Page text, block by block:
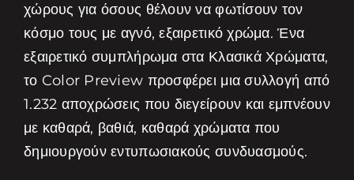
χώρους για όσους θέλουν να φωτίσουν τον
κόσμο τους με αγνό, εξαιρετικό χρώμα. Ένα
εξαιρετικό συμπλήρωμα στα Κλασικά Χρώματα,
το Color Preview προσφέρει μια συλλογή από
1.232 αποχρώσεις που διεγείρουν και εμπνέουν
με καθαρά, βαθιά, καθαρά χρώματα που
δημιουργούν εντυπωσιακούς συνδυασμούς.